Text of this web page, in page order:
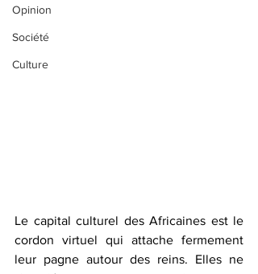
Opinion
Société
Culture
Le capital culturel des Africaines est le
cordon virtuel qui attache fermement
leur pagne autour des reins. Elles ne